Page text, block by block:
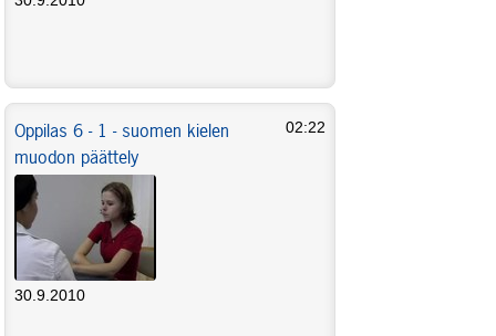
Oppilas 6 - 1 - suomen kielen
muodon päättely
02:22
30.9.2010